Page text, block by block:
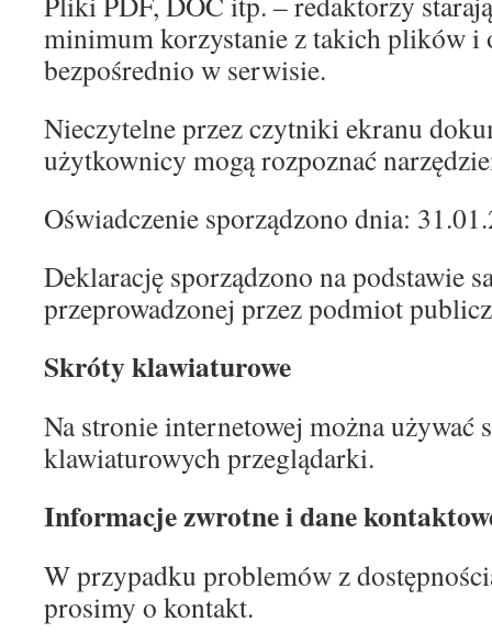
minimum korzystanie z takich plików i
bezpośrednio w serwisie.
Nieczytelne przez czytniki ekranu
użytkownicy mogą rozpoznać
Oświadczenie sporządzono dnia:
Deklarację sporządzono na podstawie
przeprowadzonej przez podmiot
Skróty klawiaturowe
Na stronie internetowej można używać
klawiaturowych przeglądarki.
Informacje zwrotne i dane
W przypadku problemów z
prosimy o kontakt.